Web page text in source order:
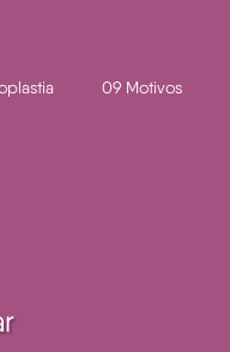
09 Motivos